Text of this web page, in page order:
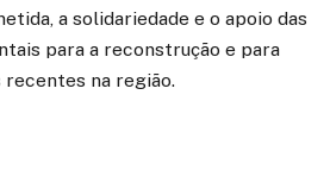
a solidariedade e o apoio das
para a reconstrução e para
na região.